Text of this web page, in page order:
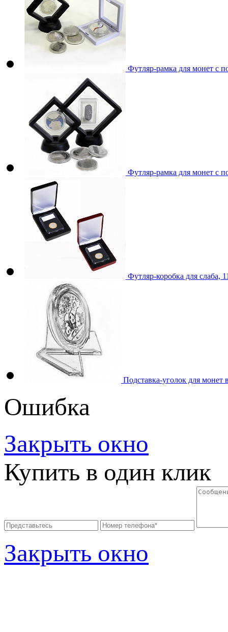
Футляр-рамка для монет с
Футляр-рамка для монет с
Футляр-коробка для слаба,
Подставка-уголок для монет
Ошибка
Закрыть окно
Купить в один клик
Закрыть окно